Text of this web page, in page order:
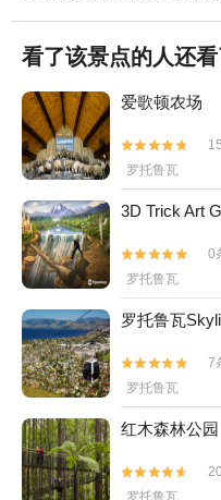
看了该景点的人还看
爱歌顿农场


罗托鲁瓦
3D Trick Art


0
罗托鲁瓦
罗托鲁瓦


7
罗托鲁瓦
红木森林公园

